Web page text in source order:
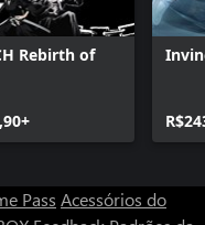
Rebirth of
Pass Acessórios do